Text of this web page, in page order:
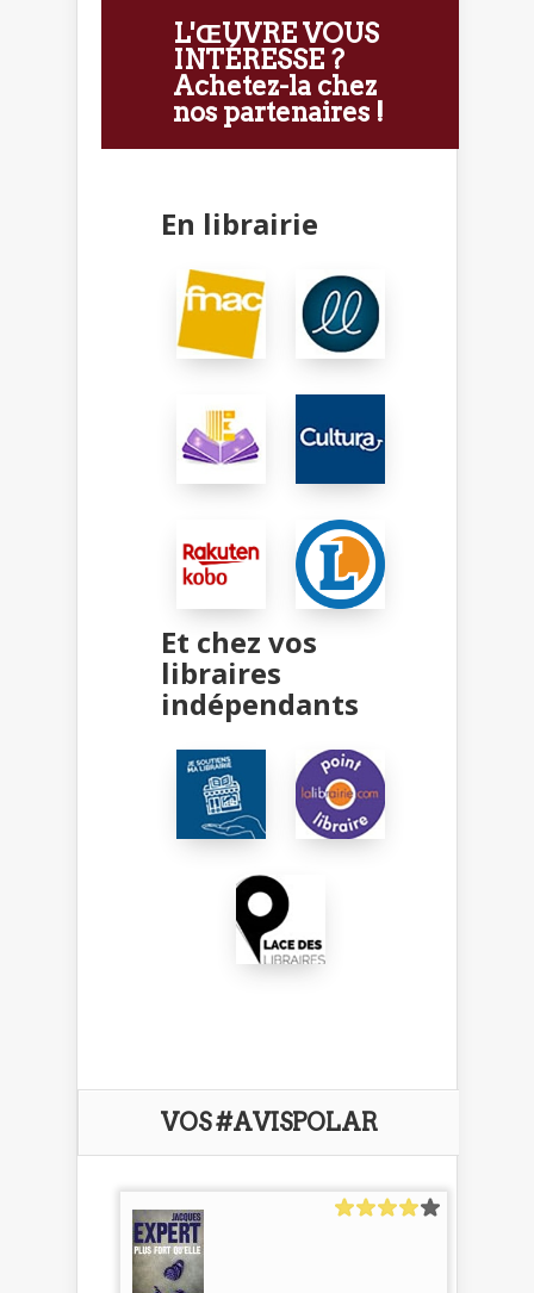
L'ŒUVRE VOUS
INTÉRESSE ?
Achetez-la chez
nos partenaires !
En librairie
Et chez vos
libraires
indépendants
VOS #AVISPOLAR